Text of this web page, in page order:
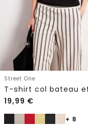
Street One
19,99 €
+ 8